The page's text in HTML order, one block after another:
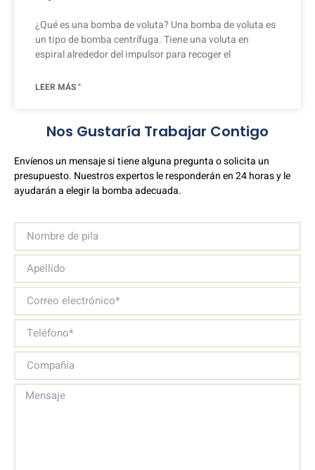
¿Qué es una bomba de voluta? Una bomba de voluta es
un tipo de bomba centrífuga. Tiene una voluta en
espiral alrededor del impulsor para recoger el
LEER MÁS "
Nos Gustaría Trabajar Contigo
Envíenos un mensaje si tiene alguna pregunta o solicita un
presupuesto. Nuestros expertos le responderán en 24 horas y le
ayudarán a elegir la bomba adecuada.